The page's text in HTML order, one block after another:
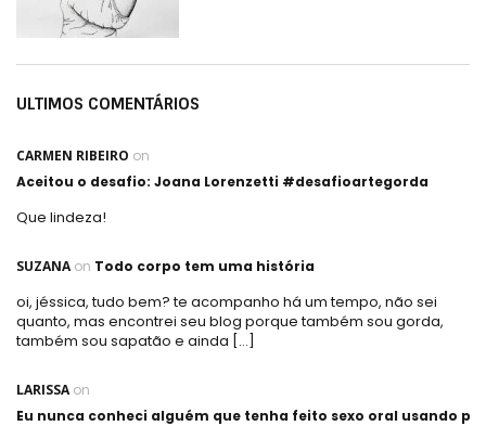
ULTIMOS COMENTÁRIOS
CARMEN RIBEIRO on
Aceitou o desafio: Joana Lorenzetti #desafioartegorda
Que lindeza!
SUZANAon Todo corpo tem uma história
oi, jéssica, tudo bem? te acompanho há um tempo, não sei
quanto, mas encontrei seu blog porque também sou gorda,
também sou sapatão e ainda […]
LARISSAon
Eu nunca conheci alguém que tenha feito sexo oral usando